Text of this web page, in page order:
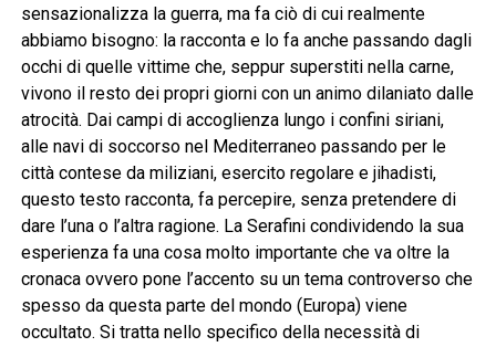
sensazionalizza la guerra, ma fa ciò di cui realmente
abbiamo bisogno: la racconta e lo fa anche passando dagli
occhi di quelle vittime che, seppur superstiti nella carne,
vivono il resto dei propri giorni con un animo dilaniato dalle
atrocità. Dai campi di accoglienza lungo i confini siriani,
alle navi di soccorso nel Mediterraneo passando per le
città contese da miliziani, esercito regolare e jihadisti,
questo testo racconta, fa percepire, senza pretendere di
dare l’una o l’altra ragione. La Serafini condividendo la sua
esperienza fa una cosa molto importante che va oltre la
cronaca ovvero pone l’accento su un tema controverso che
spesso da questa parte del mondo (Europa) viene
occultato. Si tratta nello specifico della necessità di